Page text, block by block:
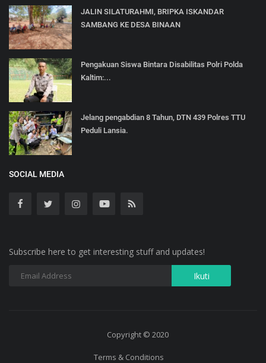
JALIN SILATURAHMI, BRIPKA ISKANDAR
SAMBANG KE DESA BINAAN
Pengakuan Siswa Bintara Disabilitas Polri Polda
Kaltim:...
Jelang pengabdian 8 Tahun, DTN 439 Polres TTU
Peduli Lansia.
SOCIAL MEDIA
Subscribe here to get interesting stuff and updates!
Copyright © 2020
Terms & Conditions